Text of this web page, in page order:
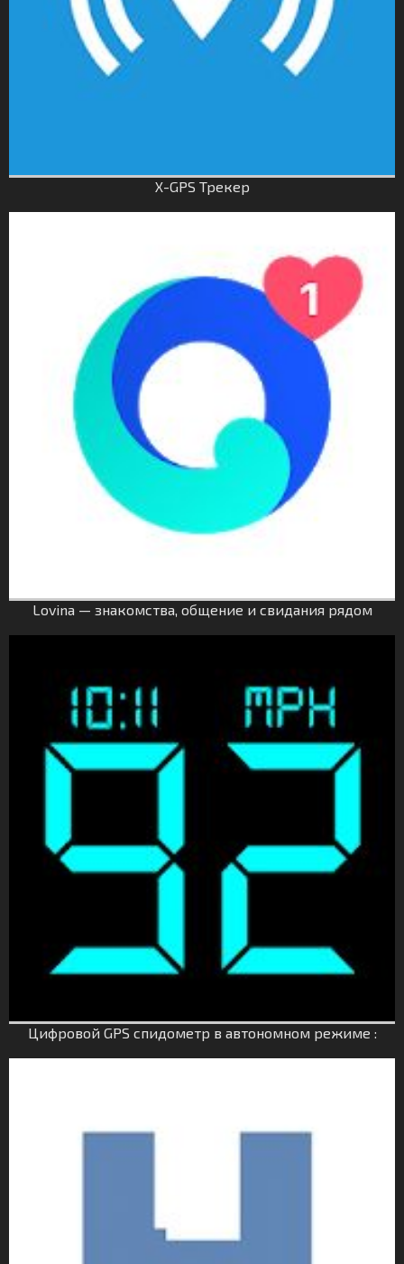
X-GPS Трекер
Lovina — знакомства, общение и свидания рядом
Цифровой GPS спидометр в автономном режиме :